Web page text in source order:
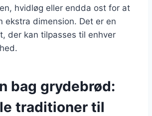
hvidløg eller endda ost for at
ekstra dimension. Det er en
der kan tilpasses til enhver
bag grydebrød:
traditioner til